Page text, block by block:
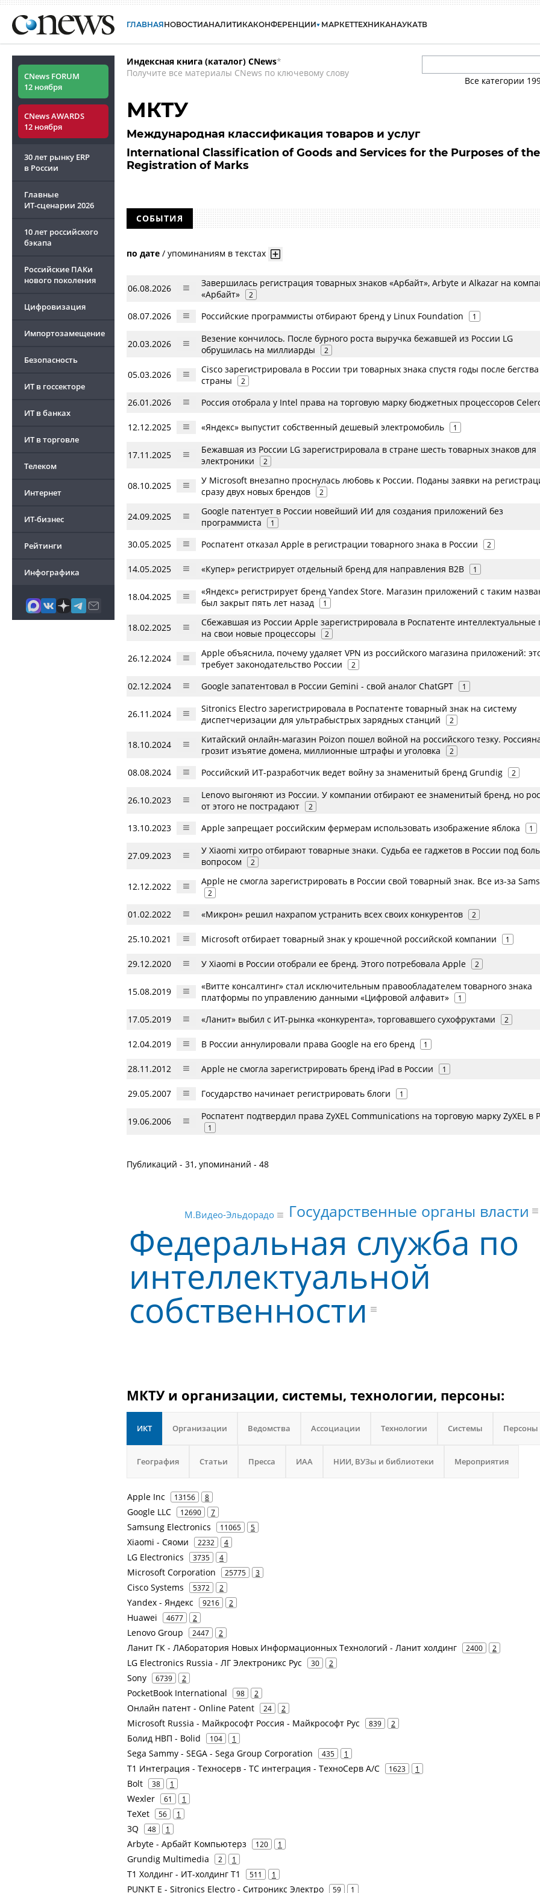
ГЛАВНАЯНОВОСТИАНАЛИТИКАКОНФЕРЕНЦИИ МАРКЕТТЕХНИКАНАУКАТВ
CNews FORUM
12 ноября
CNews AWARDS
12 ноября
30 лет рынку ERP
в России
Главные
ИТ-сценарии 2026
10 лет российского
бэкапа
Российские ПАКи
нового поколения
Цифровизация
Импортозамещение
Безопасность
ИТ в госсекторе
ИТ в банках
ИТ в торговле
Телеком
Интернет
ИТ-бизнес
Рейтинги
Инфографика
Индексная книга (каталог) CNews*
Получите все материалы CNews по ключевому слову
Все категории
МКТУ
Международная классификация товаров и услуг
International Classification of Goods and Services for the Purposes of the
Registration of Marks
СОБЫТИЯ
по дате / упоминаниям в текстах
06.08.2026
Завершилась регистрация товарных знаков «Арбайт», Arbyte и Alkazar на
«Арбайт»
2
08.07.2026 Российские программисты отбирают бренд у Linux Foundation 1
20.03.2026
Везение кончилось. После бурного роста выручка бежавшей из России LG
обрушилась на миллиарды
2
05.03.2026
Cisco зарегистрировала в России три товарных знака спустя годы после
страны
2
26.01.2026 Россия отобрала у Intel права на торговую марку бюджетных процессоров
12.12.2025 «Яндекс» выпустит собственный дешевый электромобиль 1
17.11.2025
Бежавшая из России LG зарегистрировала в стране шесть товарных знаков для
электроники
2
08.10.2025
У Microsoft внезапно проснулась любовь к России. Поданы заявки на
сразу двух новых брендов
2
24.09.2025
Google патентует в России новейший ИИ для создания приложений без
программиста
1
30.05.2025 Роспатент отказал Apple в регистрации товарного знака в России 2
14.05.2025 «Купер» регистрирует отдельный бренд для направления B2B 1
18.04.2025
«Яндекс» регистрирует бренд Yandex Store. Магазин приложений с таким
был закрыт пять лет назад
1
18.02.2025
Сбежавшая из России Apple зарегистрировала в Роспатенте интеллектуальные
на свои новые процессоры
2
26.12.2024
Apple объяснила, почему удаляет VPN из российского магазина приложений:
требует законодательство России
2
02.12.2024 Google запатентовал в России Gemini - свой аналог ChatGPT 1
26.11.2024
Sitronics Electro зарегистрировала в Роспатенте товарный знак на систему
диспетчеризации для ультрабыстрых зарядных станций
2
18.10.2024
Китайский онлайн-магазин Poizon пошел войной на российского тезку.
грозит изъятие домена, миллионные штрафы и уголовка
2
08.08.2024 Российский ИТ-разработчик ведет войну за знаменитый бренд Grundig 2
26.10.2023
Lenovo выгоняют из России. У компании отбирают ее знаменитый бренд, но
от этого не пострадают
2
13.10.2023 Apple запрещает российским фермерам использовать изображение яблока 1
27.09.2023
У Xiaomi хитро отбирают товарные знаки. Судьба ее гаджетов в России под
вопросом
2
12.12.2022 Apple не смогла зарегистрировать в России свой товарный знак. Все из-за
2
01.02.2022 «Микрон» решил нахрапом устранить всех своих конкурентов 2
25.10.2021 Microsoft отбирает товарный знак у крошечной российской компании 1
29.12.2020 У Xiaomi в России отобрали ее бренд. Этого потребовала Apple 2
15.08.2019
«Витте консалтинг» стал исключительным правообладателем товарного знака
платформы по управлению данными «Цифровой алфавит»
1
17.05.2019 «Ланит» выбил с ИТ-рынка «конкурента», торговавшего сухофруктами 2
12.04.2019 В России аннулировали права Google на его бренд 1
28.11.2012 Apple не смогла зарегистрировать бренд iPad в России 1
29.05.2007 Государство начинает регистрировать блоги 1
19.06.2006 Роспатент подтвердил права ZyXEL Communications на торговую марку ZyXEL в
1
Публикаций - 31, упоминаний - 48
Федеральная служба по
интеллектуальной
собственности
Государственные органы власти
М.Видео-Эльдорадо
МКТУ и организации, системы, технологии, персоны:
ИКТ Организации Ведомства Ассоциации Технологии Системы Персоны
География Статьи Пресса ИАА НИИ, ВУЗы и библиотеки Мероприятия
Apple Inc 13156 8
Google LLC 12690 7
Samsung Electronics 11065 5
Xiaomi - Сяоми 2232 4
LG Electronics 3735 4
Microsoft Corporation 25775 3
Cisco Systems 5372 2
Yandex - Яндекс 9216 2
Huawei 4677 2
Lenovo Group 2447 2
Ланит ГК - ЛАборатория Новых Информационных Технологий - Ланит холдинг 2400 2
LG Electronics Russia - ЛГ Электроникс Рус 30 2
Sony 6739 2
PocketBook International 98 2
Онлайн патент - Online Patent 24 2
Microsoft Russia - Майкрософт Россия - Майкрософт Рус 839 2
Болид НВП - Bolid 104 1
Sega Sammy - SEGA - Sega Group Corporation 435 1
Т1 Интеграция - Техносерв - ТС интеграция - ТехноСерв А/С 1623 1
Bolt 38 1
Wexler 61 1
TeXet 56 1
3Q 48 1
Arbyte - Арбайт Компьютерз 120 1
Grundig Multimedia 2 1
Т1 Холдинг - ИТ-холдинг Т1 511 1
PUNKT E - Sitronics Electro - Ситроникс Электро 59 1